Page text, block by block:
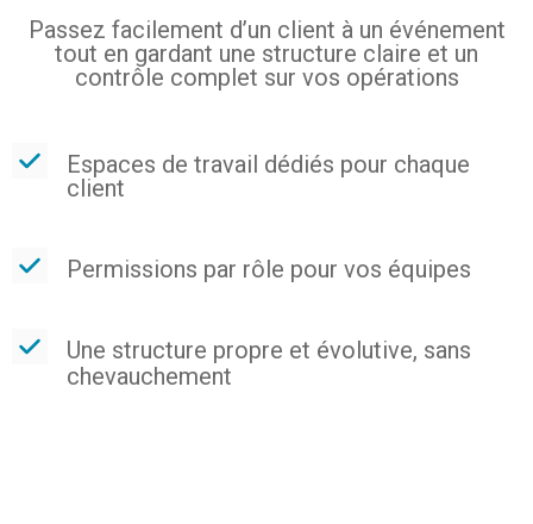
Passez facilement d’un client à un événement
tout en gardant une structure claire et un
contrôle complet sur vos opérations
Espaces de travail dédiés pour chaque
client
Permissions par rôle pour vos équipes
Une structure propre et évolutive, sans
chevauchement